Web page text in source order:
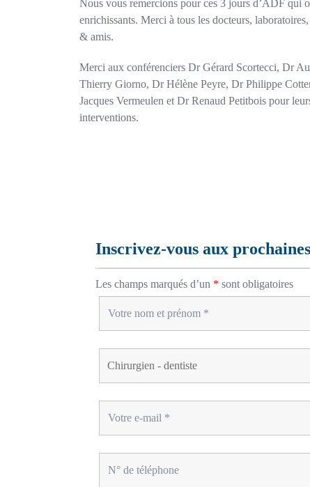
Nous vous remercions pour ces 3 jours d’ADF qui
enrichissants. Merci à tous les docteurs,
& amis.
Merci aux conférenciers Dr Gérard Scortecci, Dr
Thierry Giorno, Dr Hélène Peyre, Dr Philippe
Jacques Vermeulen et Dr Renaud Petitbois pour
interventions.
Inscrivez-vous aux
Les champs marqués d’un * sont obligatoires